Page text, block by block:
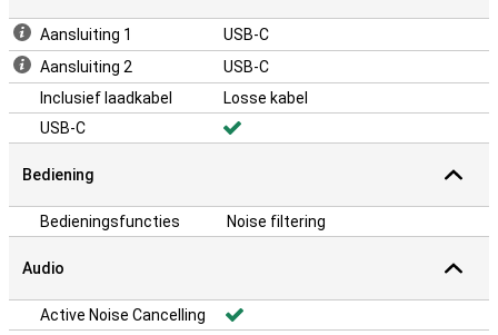
Aansluiting 1
USB-C
Aansluiting 2
USB-C
Inclusief laadkabel
Losse kabel
USB-C
Bediening
Bedieningsfuncties Noise filtering
Audio
Active Noise Cancelling